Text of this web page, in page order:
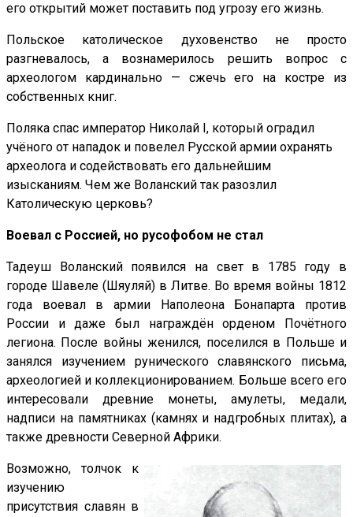
его открытий может поставить под угрозу его жизнь.
Польское католическое духовенство не просто
разгневалось, а вознамерилось решить вопрос с
археологом кардинально — сжечь его на костре из
собственных книг.
Поляка спас император Николай I, который оградил
учёного от нападок и повелел Русской армии охранять
археолога и содействовать его дальнейшим
изысканиям. Чем же Воланский так разозлил
Католическую церковь?
Воевал с Россией, но русофобом не стал
Тадеуш Воланский появился на свет в 1785 году в
городе Шавеле (Шяуляй) в Литве. Во время войны 1812
года воевал в армии Наполеона Бонапарта против
России и даже был награждён орденом Почётного
легиона. После войны женился, поселился в Польше и
занялся изучением рунического славянского письма,
археологией и коллекционированием. Больше всего его
интересовали древние монеты, амулеты, медали,
надписи на памятниках (камнях и надгробных плитах), а
также древности Северной Африки.
Возможно, толчок к
изучению
присутствия славян в